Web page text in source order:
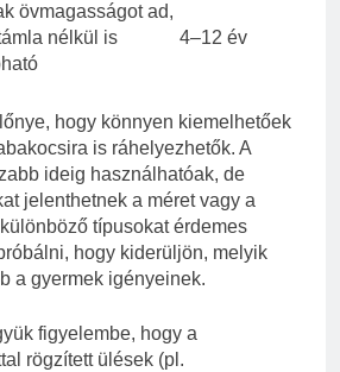
övmagasságot ad,
nélkül is
4–12 év
hogy könnyen kiemelhetőek
is ráhelyezhetők. A
ideig használhatóak, de
jelenthetnek a méret vagy a
típusokat érdemes
hogy kiderüljön, melyik
a gyermek igényeinek.
figyelembe, hogy a
rögzített ülések (pl.